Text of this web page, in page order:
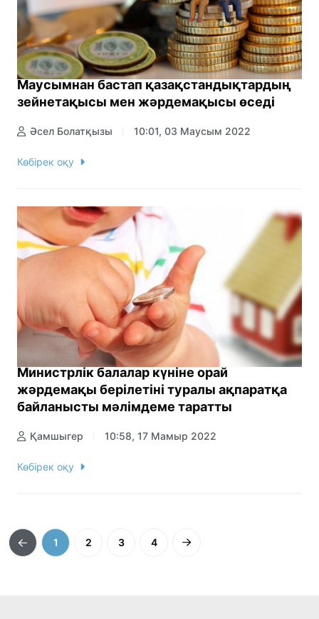
Маусымнан бастап қазақстандықтардың
зейнетақысы мен жәрдемақысы өседі
Әсел Болатқызы 10:01, 03 Маусым 2022
Көбірек оқу
Министрлік балалар күніне орай
жәрдемақы берілетіні туралы ақпаратқа
байланысты мәлімдеме таратты
Қамшыгер 10:58, 17 Мамыр 2022
Көбірек оқу
1 2 3 4